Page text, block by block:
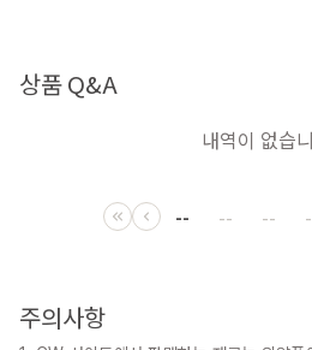
상품 Q&A
내역이 없습
-- -- --
주의사항